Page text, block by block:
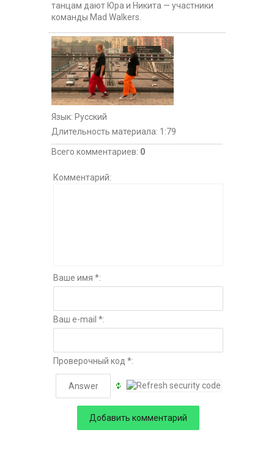
танцам дают Юра и Никита — участники
команды Mad Walkers.
Язык: Русский
Длительность материала: 1:79
Всего комментариев: 0
Комментарий:
Ваше имя *:
Ваш e-mail *:
Проверочный код *: